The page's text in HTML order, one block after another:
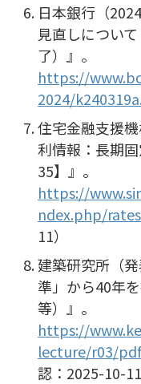
日本銀行（
見直しについ
了）』。
https://
2024/
住宅金融支援
利情報：長期
35】』。
https://
ndex.php/
11）
建築研究所（
準」から40年
等）』。
https://
lecture/r03/
認：2025-10-11